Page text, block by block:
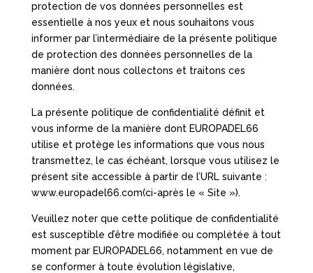
protection de vos données personnelles est
essentielle à nos yeux et nous souhaitons vous
informer par l’intermédiaire de la présente politique
de protection des données personnelles de la
manière dont nous collectons et traitons ces
données.
La présente politique de confidentialité définit et
vous informe de la manière dont EUROPADEL66
utilise et protège les informations que vous nous
transmettez, le cas échéant, lorsque vous utilisez le
présent site accessible à partir de l’URL suivante :
www.europadel66.com(ci-après le « Site »).
Veuillez noter que cette politique de confidentialité
est susceptible d’être modifiée ou complétée à tout
moment par EUROPADEL66, notamment en vue de
se conformer à toute évolution législative,